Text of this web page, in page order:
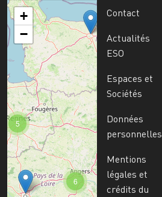
6
5
+
−
Contact
Actualités
ESO
Espaces et
Sociétés
Données
personnelles
Mentions
légales et
crédits du